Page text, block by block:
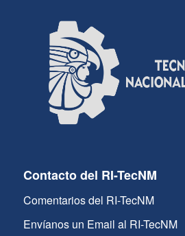
Contacto del RI-TecNM
Comentarios del RI-TecNM
Envíanos un Email al RI-TecNM